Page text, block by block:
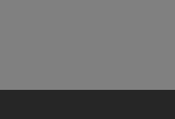
の現実